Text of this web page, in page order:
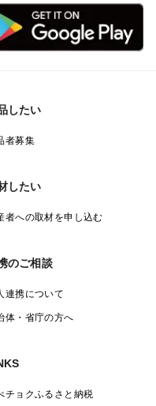
したい
者募集
したい
者への取材を申し込む
のご相談
連携について
体・省庁の方へ
チョクふるさと納税